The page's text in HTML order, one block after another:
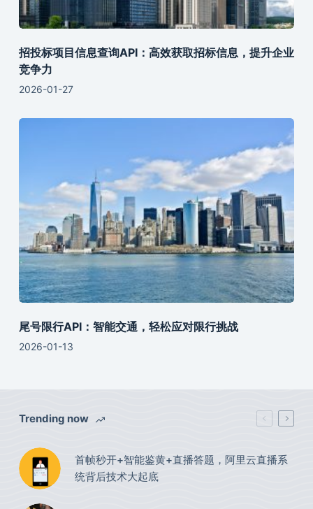
招投标项目信息查询API：高效获取招标信息，提升企业
竞争力
2026-01-27
尾号限行API：智能交通，轻松应对限行挑战
2026-01-13
Trending now
首帧秒开+智能鉴黄+直播答题，阿里云直播系
统背后技术大起底